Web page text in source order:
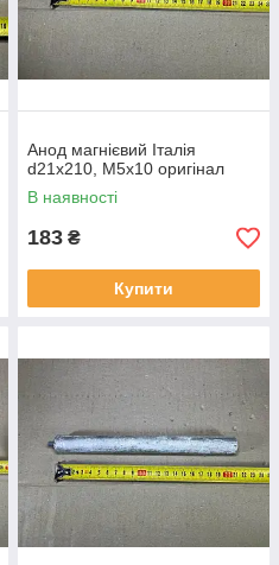
Анод магнієвий Італія
d21x210, M5x10 оригінал
В наявності
183 ₴
Купити